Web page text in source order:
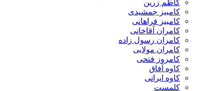
کاظم زرین
کامبیز جمشیدی
کامبیز فراهانی
کامران آقاخانی
کامران رسول زاده
کامران مولایی
کامروز فتحی
کاوه آفاق
کاوه ایرانی
کلمست